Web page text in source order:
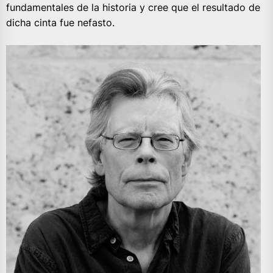
fundamentales de la historia y cree que el resultado de
dicha cinta fue nefasto.